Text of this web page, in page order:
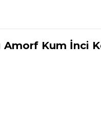
Amorf Kum İnci